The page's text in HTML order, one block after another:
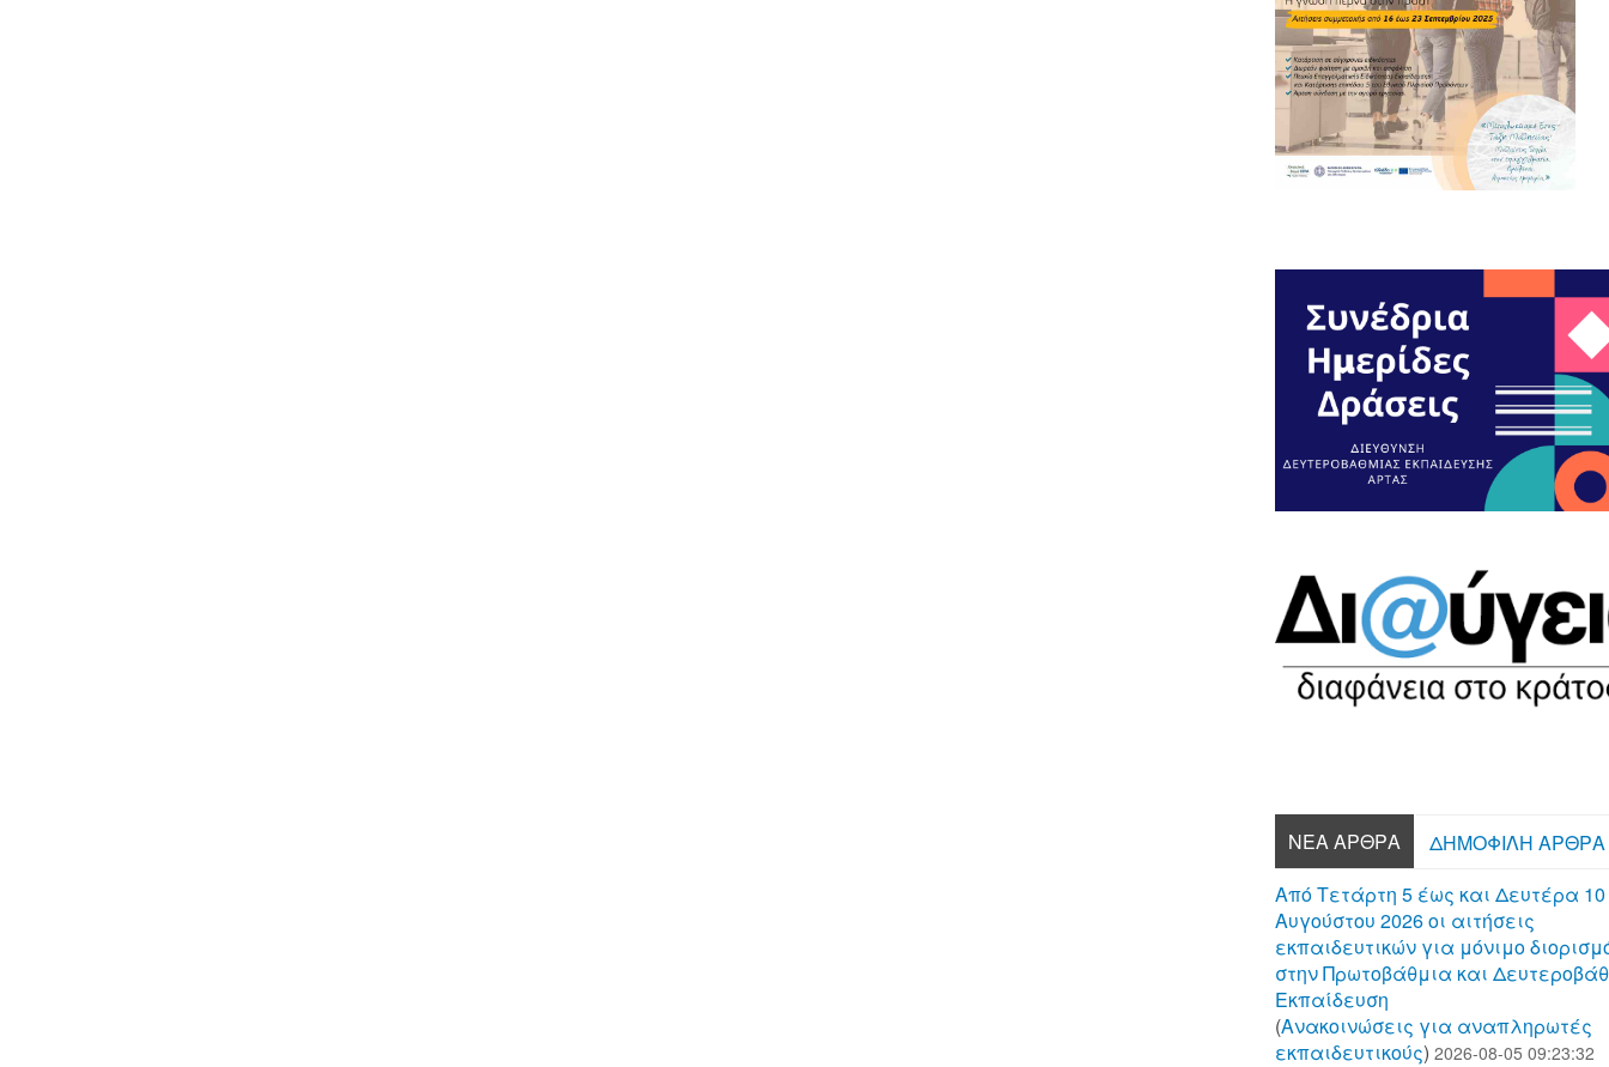
ΝΈΑ ΆΡΘΡΑ
ΔΗΜΟΦΙΛΉ ΆΡΘΡΑ
Από Τετάρτη 5 έως και Δευτέρα 10
Αυγούστου 2026 οι αιτήσεις
εκπαιδευτικών για μόνιμο
στην Πρωτοβάθμια και
Εκπαίδευση
(Aνακοινώσεις για αναπληρωτές
εκπαιδευτικούς) 2026-08-05 09:23:32